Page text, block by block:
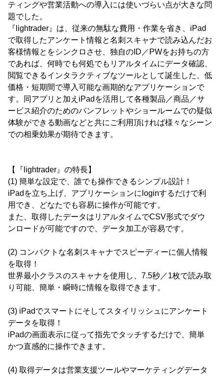
ティングや営業活動への導入には使いづらい点が大きな問
題でした。
『lightrader』は、従来の無駄な費用・作業を省き、iPad
で取得したアンケート情報と名刺スキャナで読み込んだお
客様情報とをシンクロさせ、独自のID／PWをお持ちの方
であれば、何時でも何処でもリアルタイムにデータ確認、
閲覧できるインタラクティブなツールとして誕生した、低
価格・短期間で導入可能な画期的なアプリケーションで
す。同アプリと加えiPadを活用して各種製品／商品／サ
ービス紹介のためのパンフレットやショールームでの疑似
体験ができる動画などと共にご利用頂ければ様々なシーン
での相乗効果が期待できます。
【『lightrader』の特長】
(1) 簡単な設定で、誰でも操作できるシンプル設計！
iPadを立ち上げ、アプリケーションにloginするだけで利
用でき、どなたでも容易に操作が可能です。
また、取得したデータはリアルタイムでCSV形式でダウ
ンロードが可能ですので、データ加工が容易です。
(2) コンパクトな名刺スキャナでスピーディーに個人情報
を取得！
世界最小クラスのスキャナを使用し、7.5秒／1枚で読み取
り可能、簡単・瞬時に情報を取得できます。
(3) iPadでスマートにそしてスタイリッシュにアンケート
データを取得！
iPadの画面表示に従って指先でタッチするだけで、簡単
かつ直感的に操作できます。
(4) 取得データは営業支援ツールやマーケティングデータ